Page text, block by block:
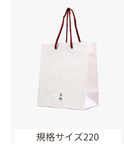
規格サイズ220